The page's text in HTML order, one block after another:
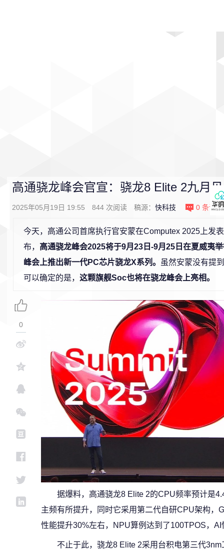
高通骁龙峰会官宣：骁龙8 Elite 2九月
2025年05月19日 19:55 844 次阅读 稿源： 快科技 0 条评论
今天，高通公司首席执行官安蒙在Computex 2025上发
布， 高通骁龙峰会2025将于9月23日-9月25日在夏威夷
峰会上推出新一代PC芯片骁龙X系列。
虽然安蒙没有提
可以确定的是， 这颗旗舰Soc也将在骁龙峰会上亮相。
据爆料，高通骁龙8 Elite 2的CPU频率预计是
主频有所提升，同时它采用第二代自研CPU架构，
性能提升30%左右，NPU算例达到了100TPOS，AI
不止于此，骁龙8 Elite 2采用台积电第三代
0